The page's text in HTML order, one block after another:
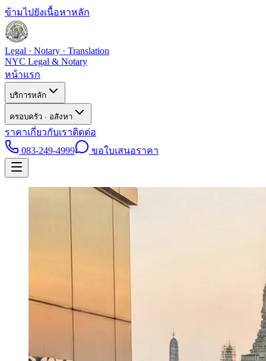
ข้ามไปยังเนื้อหาหลัก
Legal · Notary · Translation
NYC Legal & Notary
หน้าแรก
บริการหลัก
ครอบครัว · อสังหา
ราคาเกี่ยวกับเราติดต่อ
083-249-4999
ขอใบเสนอราคา